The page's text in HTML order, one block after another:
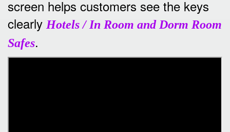
screen helps customers see the keys
clearly Hotels / In Room and Dorm Room
Safes.